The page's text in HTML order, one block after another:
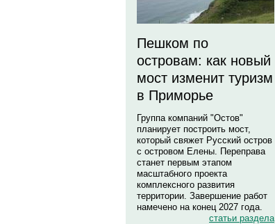
Пешком по
островам: как новый
мост изменит туризм
в Приморье
Группа компаний "Остов"
планирует построить мост,
который свяжет Русский остров
с островом Елены. Переправа
станет первым этапом
масштабного проекта
комплексного развития
территории. Завершение работ
намечено на конец 2027 года.
статьи раздела